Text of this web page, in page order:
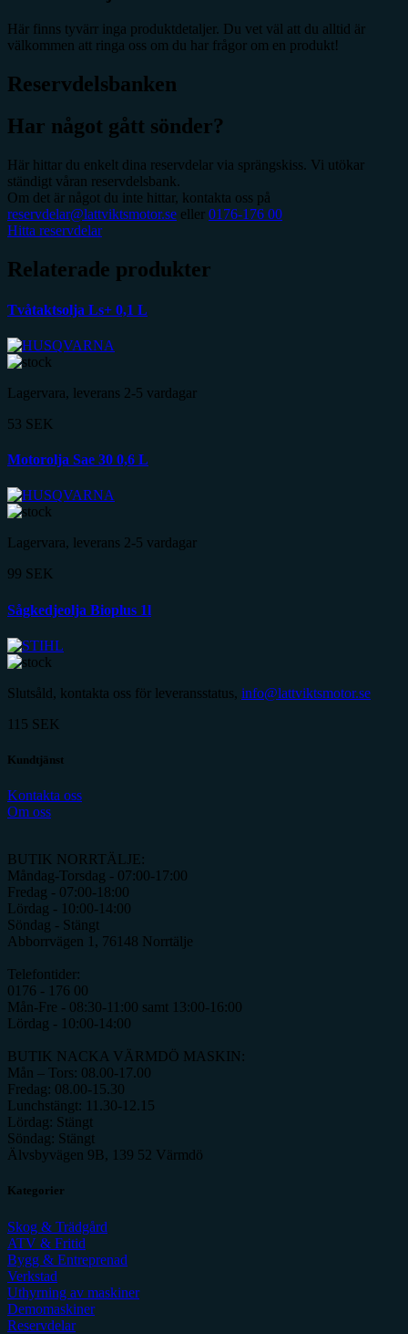
Här finns tyvärr inga produktdetaljer. Du vet väl att du alltid är
välkommen att ringa oss om du har frågor om en produkt!
Reservdelsbanken
Har något gått sönder?
Här hittar du enkelt dina reservdelar via sprängskiss. Vi utökar
ständigt våran reservdelsbank.
Om det är något du inte hittar, kontakta oss på
reservdelar@lattviktsmotor.se eller 0176-176 00
Hitta reservdelar
Relaterade produkter
Tvåtaktsolja Ls+ 0,1 L
Lagervara, leverans 2-5 vardagar
53 SEK
Motorolja Sae 30 0,6 L
Lagervara, leverans 2-5 vardagar
99 SEK
Sågkedjeolja Bioplus 1l
Slutsåld, kontakta oss för leveransstatus, info@lattviktsmotor.se
115 SEK
Kundtjänst
Kontakta oss
Om oss
BUTIK NORRTÄLJE:
Måndag-Torsdag - 07:00-17:00
Fredag - 07:00-18:00
Lördag - 10:00-14:00
Söndag - Stängt
Abborrvägen 1, 76148 Norrtälje
Telefontider:
0176 - 176 00
Mån-Fre - 08:30-11:00 samt 13:00-16:00
Lördag - 10:00-14:00
BUTIK NACKA VÄRMDÖ MASKIN:
Mån – Tors: 08.00-17.00
Fredag: 08.00-15.30
Lunchstängt: 11.30-12.15
Lördag: Stängt
Söndag: Stängt
Älvsbyvägen 9B, 139 52 Värmdö
Kategorier
Skog & Trädgård
ATV & Fritid
Bygg & Entreprenad
Verkstad
Uthyrning av maskiner
Demomaskiner
Reservdelar